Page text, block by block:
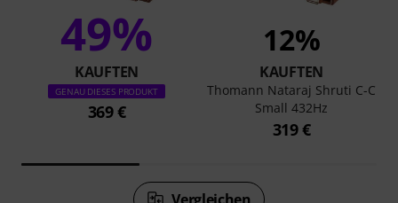
49%
KAUFTEN
GENAU DIESES PRODUKT
369 €
12%
KAUFTEN
Thomann Nataraj Shruti C-C
Small 432Hz
319 €
Vergleichen